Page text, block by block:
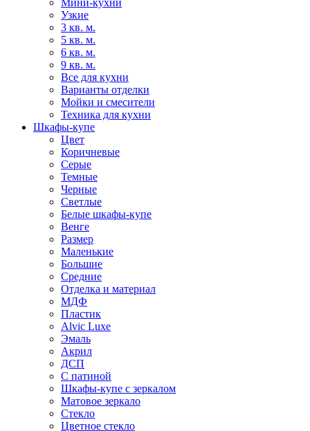
Мини-кухни
Узкие
3 кв. м.
5 кв. м.
6 кв. м.
9 кв. м.
Все для кухни
Варианты отделки
Мойки и смесители
Техника для кухни
Шкафы-купе
Цвет
Коричневые
Серые
Темные
Черные
Светлые
Белые шкафы-купе
Венге
Размер
Маленькие
Большие
Средние
Отделка и материал
МДФ
Пластик
Alvic Luxe
Эмаль
Акрил
ДСП
С патиной
Шкафы-купе с зеркалом
Матовое зеркало
Стекло
Цветное стекло